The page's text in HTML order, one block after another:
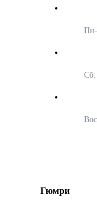
Сб:
Гюмри